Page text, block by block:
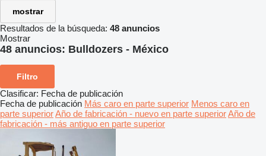
mostrar
Resultados de la búsqueda: 48 anuncios
Mostrar
48 anuncios: Bulldozers - México
Filtro
Clasificar: Fecha de publicación
Fecha de publicación Más caro en parte superior Menos caro en
parte superiorAño de fabricación - nuevo en parte superiorAño de
fabricación - más antiguo en parte superior